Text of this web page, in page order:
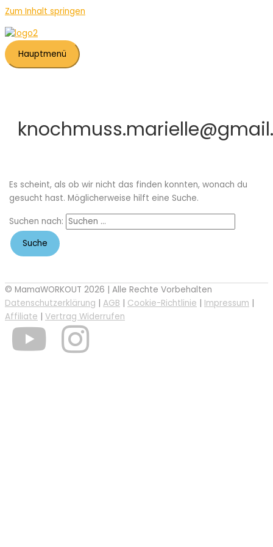
Zum Inhalt springen
Hauptmenü
Es scheint, als ob wir nicht das finden konnten, wonach du
gesucht hast. Möglicherweise hilft eine Suche.
Suchen nach:
© MamaWORKOUT 2026 | Alle Rechte Vorbehalten
Datenschutzerklärung | AGB | Cookie-Richtlinie | Impressum |
Affiliate | Vertrag Widerrufen